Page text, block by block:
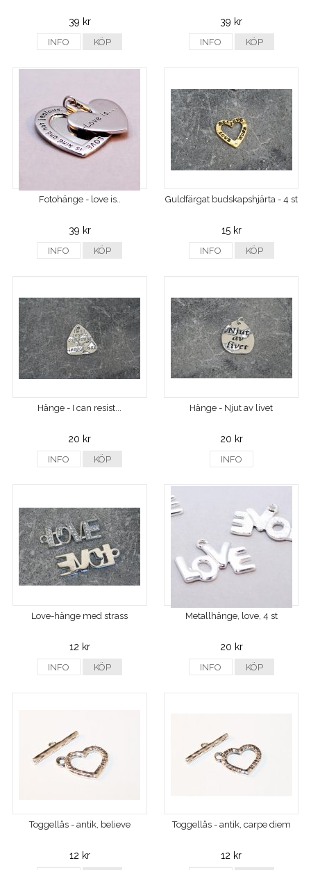
39 kr
INFO KÖP
39 kr
INFO KÖP
Fotohänge - love is..
39 kr
INFO KÖP
Guldfärgat budskapshjärta - 4 st
15 kr
INFO KÖP
Hänge - I can resist...
20 kr
INFO KÖP
Hänge - Njut av livet
20 kr
INFO
Love-hänge med strass
12 kr
INFO KÖP
Metallhänge, love, 4 st
20 kr
INFO KÖP
Toggellås - antik, believe
12 kr
Toggellås - antik, carpe diem
12 kr